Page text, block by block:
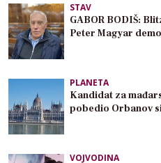
STAV
GABOR BODIŠ:
Peter Magyar
PLANETA
Kandidat za
pobedio Orbanov
VOJVODINA